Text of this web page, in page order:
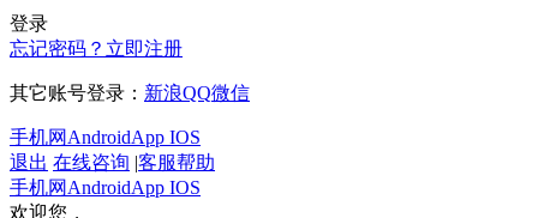
登录
忘记密码？ 立即注册
其它账号登录： 新浪QQ微信
手机网 AndroidApp IOS
退出 在线咨询 |客服帮助
手机网 AndroidApp IOS
欢迎您，